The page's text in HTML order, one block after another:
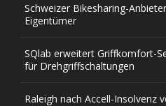
Schweizer Bikesharing-
Eigentümer
SQlab erweitert Griffkomfort-
für Drehgriffschaltungen
Raleigh nach Accell-Insolvenz